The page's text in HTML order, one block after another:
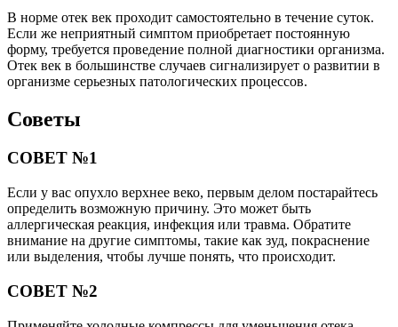
В норме отек век проходит самостоятельно в течение суток.
Если же неприятный симптом приобретает постоянную
форму, требуется проведение полной диагностики организма.
Отек век в большинстве случаев сигнализирует о развитии в
организме серьезных патологических процессов.
Советы
СОВЕТ №1
Если у вас опухло верхнее веко, первым делом постарайтесь
определить возможную причину. Это может быть
аллергическая реакция, инфекция или травма. Обратите
внимание на другие симптомы, такие как зуд, покраснение
или выделения, чтобы лучше понять, что происходит.
СОВЕТ №2